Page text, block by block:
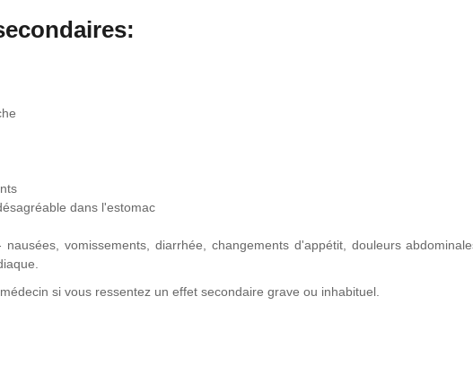
dans l'estomac
nausées, vomissements, diarrhée, changements d'appétit, douleurs
si vous ressentez un effet secondaire grave ou inhabituel.